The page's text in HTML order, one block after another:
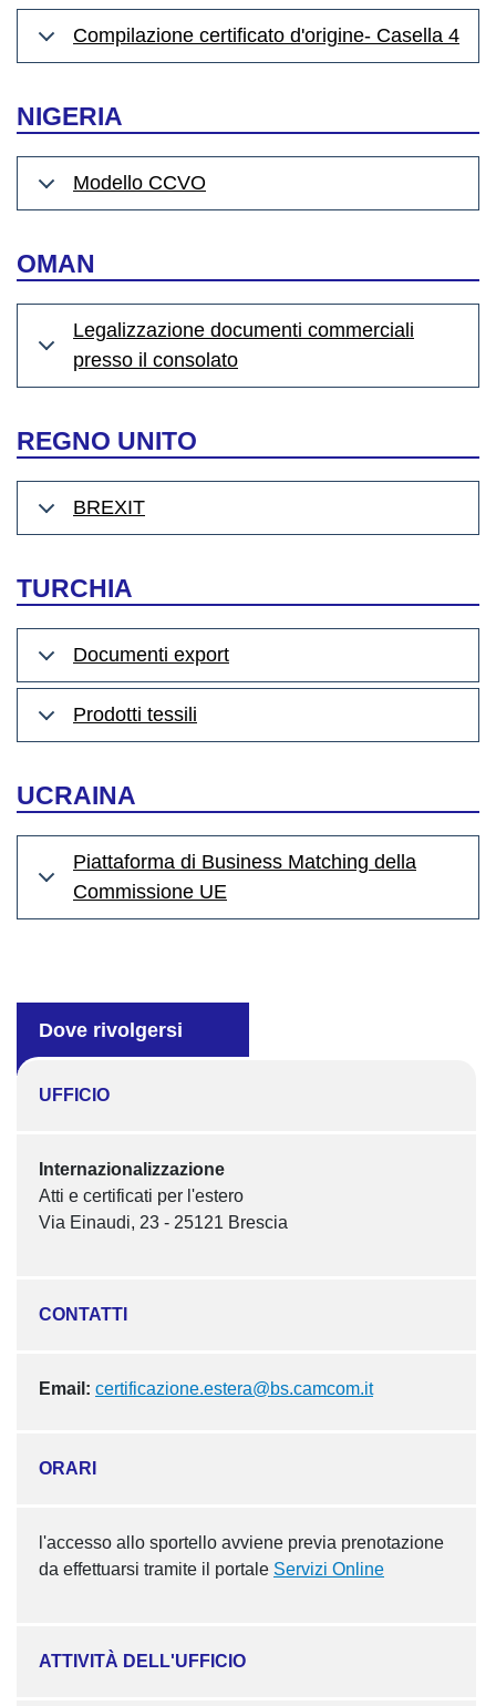
Compilazione certificato d'origine- Casella 4
NIGERIA
Modello CCVO
OMAN
Legalizzazione documenti commerciali
presso il consolato
REGNO UNITO
BREXIT
TURCHIA
Documenti export
Prodotti tessili
UCRAINA
Piattaforma di Business Matching della
Commissione UE
Dove rivolgersi
UFFICIO
Internazionalizzazione
Atti e certificati per l'estero
Via Einaudi, 23 - 25121 Brescia
CONTATTI
Email: certificazione.estera@bs.camcom.it
ORARI
l'accesso allo sportello avviene previa prenotazione
da effettuarsi tramite il portale Servizi Online
ATTIVITÀ DELL'UFFICIO